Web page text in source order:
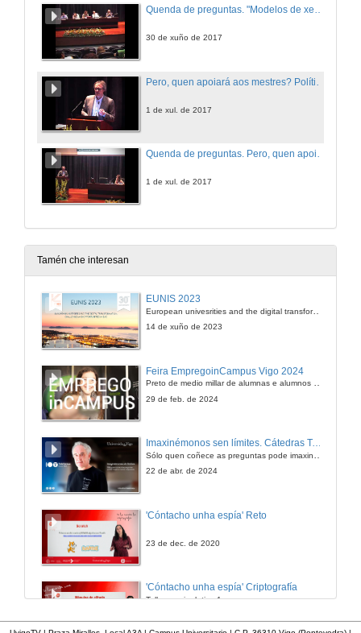
Quenda de preguntas. "Modelos de xestión dos Centros de Linguas no Ensino Superior"
30 de xuño de 2017
1 de xul. de 2017
Quenda de preguntas. Pero, quen apoiará aos mestres? Política, principios e prácticas para o apoio no ensino en inglés (EMI) nunha universidade internacional: a experiencia de Groninga
1 de xul. de 2017
Tamén che interesan
EUNIS 2023
European univesrities and the digital transformation: challenges and opportunities ahead
14 de xuño de 2023
Feira EmpregoinCampus Vigo 2024
Preto de medio millar de alumnas e alumnos buscan coñecer máis de preto as oportunidades que lles achegan as arredor de medio cento de empresas que participan na edición viguesa da feira. Xunto coa visita aos stands, durante a feria desenvólvense varias actividades complementarias, como obradoiros, conversas, mesas redondas ou o pasaporte de empregabilidade, un espazo no que poderán recibir asesoramento sobre o seu CV.
29 de feb. de 2024
Imaxinémonos sen límites. Cátedras Telefónica
22 de abr. de 2024
'Cóntacho unha espía' Reto
23 de dec. de 2020
'Cóntacho unha espía' Criptografía
Taller manipulativo 1